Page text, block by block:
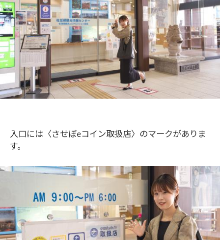
入口には〈させぼeコイン取扱店〉のマークがありま
す。